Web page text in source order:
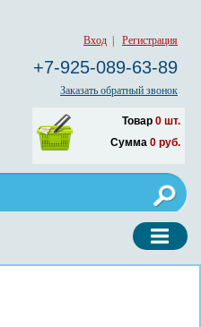
Вход Регистрация
+7-925-089-63-89
Заказать обратный звонок
Товар 0 шт.
Сумма 0 руб.